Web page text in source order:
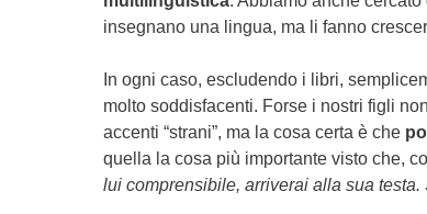
insegnano una lingua, ma li fanno
In ogni caso, escludendo i libri,
molto soddisfacenti. Forse i nostri figli
accenti “strani”, ma la cosa certa è che
quella la cosa più importante visto che,
lui comprensibile, arriverai alla sua